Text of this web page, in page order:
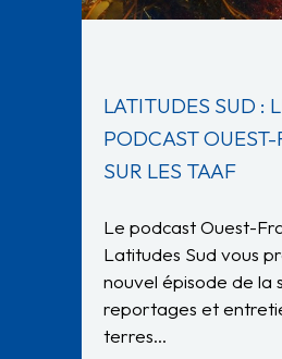
LATITUDES SUD :
PODCAST
SUR LES TAAF
Le podcast Ouest-
Latitudes Sud vous
nouvel épisode de la
reportages et
terres…